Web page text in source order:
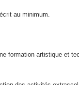
au minimum.
formation artistique et